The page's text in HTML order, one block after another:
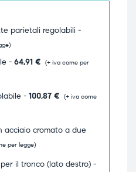
parietali regolabili -
- 64,91 € (+ iva come per
- 100,87 € (+ iva come
acciaio cromato a due
per legge)
il tronco (lato destro) -